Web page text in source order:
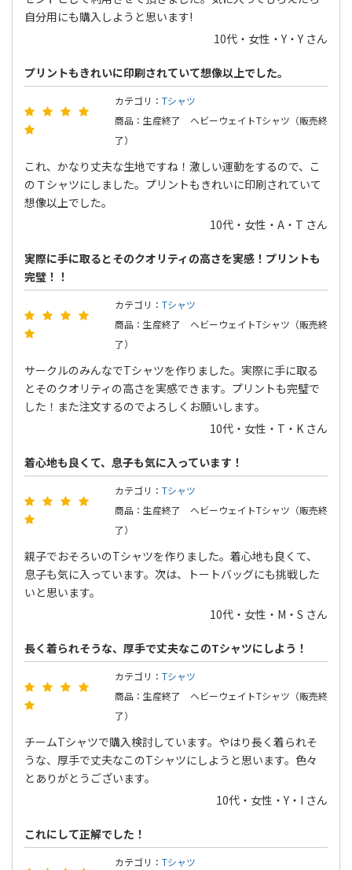
自分用にも購入しようと思います!
10代・女性・Y・Y さん
プリントもきれいに印刷されていて想像以上でした。
カテゴリ： Tシャツ
商品：生産終了 ヘビーウェイトTシャツ（販売終
了）
これ、かなり丈夫な生地ですね！激しい運動をするので、こ
のＴシャツにしました。プリントもきれいに印刷されていて
想像以上でした。
10代・女性・A・T さん
実際に手に取るとそのクオリティの高さを実感！プリントも
完璧！！
カテゴリ： Tシャツ
商品：生産終了 ヘビーウェイトTシャツ（販売終
了）
サークルのみんなでTシャツを作りました。実際に手に取る
とそのクオリティの高さを実感できます。プリントも完璧で
した！また注文するのでよろしくお願いします。
10代・女性・T・K さん
着心地も良くて、息子も気に入っています！
カテゴリ： Tシャツ
商品：生産終了 ヘビーウェイトTシャツ（販売終
了）
親子でおそろいのTシャツを作りました。着心地も良くて、
息子も気に入っています。次は、トートバッグにも挑戦した
いと思います。
10代・女性・M・S さん
長く着られそうな、厚手で丈夫なこのTシャツにしよう！
カテゴリ： Tシャツ
商品：生産終了 ヘビーウェイトTシャツ（販売終
了）
チームTシャツで購入検討しています。やはり長く着られそ
うな、厚手で丈夫なこのTシャツにしようと思います。色々
とありがとうございます。
10代・女性・Y・I さん
これにして正解でした！
カテゴリ： Tシャツ